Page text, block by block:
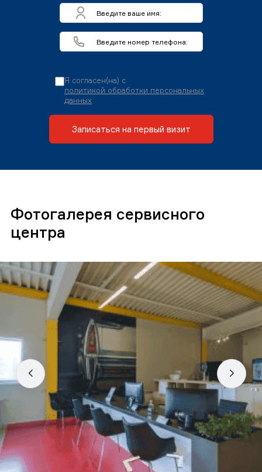
Я согласен(на) с
политикой обработки персональных
данных
Записаться на первый визит
Фотогалерея сервисного
центра